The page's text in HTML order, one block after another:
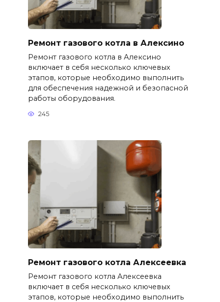
Ремонт газового котла в Алексино
Ремонт газового котла в Алексино
включает в себя несколько ключевых
этапов, которые необходимо выполнить
для обеспечения надежной и безопасной
работы оборудования.
245
Ремонт газового котла Алексеевка
Ремонт газового котла Алексеевка
включает в себя несколько ключевых
этапов, которые необходимо выполнить